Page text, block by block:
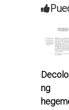
c
i
ó
ng